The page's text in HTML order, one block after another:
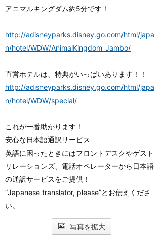
アニマルキングダム約5分です！
http://adisneyparks.disney.go.com/html/japa
n/hotel/WDW/AnimalKingdom_Jambo/
直営ホテルは、特典がいっぱいあります！！
http://adisneyparks.disney.go.com/html/japa
n/hotel/WDW/special/
これが一番助かります！
安心な日本語通訳サービス
英語に困ったときにはフロントデスクやゲスト
リレーションズ、電話オペレーターから日本語
の通訳サービスをご提供！
“Japanese translator, please”とお伝えくださ
い。
写真を拡大